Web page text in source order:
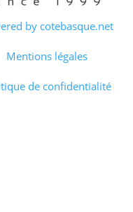
by cotebasque.net
Mentions légales
de confidentialité